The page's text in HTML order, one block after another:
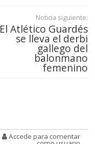
Noticia siguiente:
El Atlético Guardés
se lleva el derbi
gallego del
balonmano
femenino
Accede para comentar